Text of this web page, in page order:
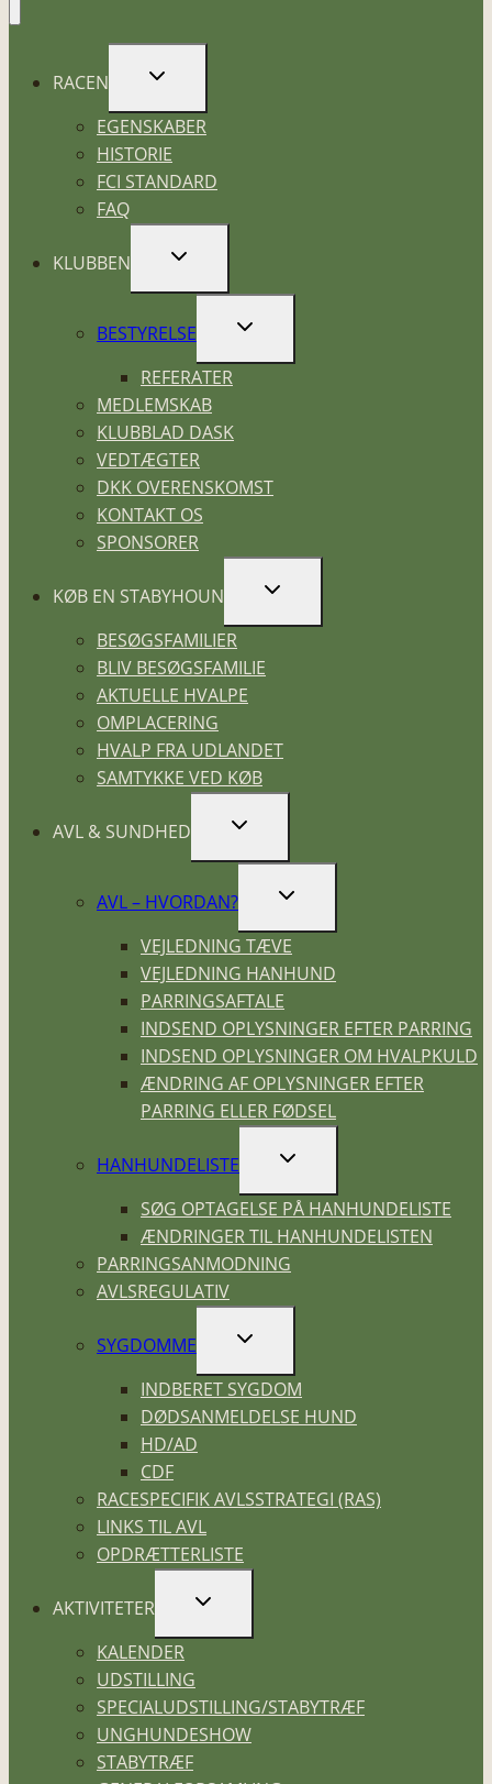
RACEN
SKIFT
EGENSKABER
HISTORIE
FCI STANDARD
FAQ
KLUBBEN
SKIFT
BESTYRELSE
SKIFT
REFERATER
MEDLEMSKAB
KLUBBLAD DASK
VEDTÆGTER
DKK OVERENSKOMST
KONTAKT OS
SPONSORER
KØB EN STABYHOUN
SKIFT
BESØGSFAMILIER
BLIV BESØGSFAMILIE
AKTUELLE HVALPE
OMPLACERING
HVALP FRA UDLANDET
SAMTYKKE VED KØB
AVL & SUNDHED
SKIFT
AVL – HVORDAN?
SKIFT
VEJLEDNING TÆVE
VEJLEDNING HANHUND
PARRINGSAFTALE
INDSEND OPLYSNINGER EFTER PARRING
INDSEND OPLYSNINGER OM HVALPKULD
ÆNDRING AF OPLYSNINGER EFTER
PARRING ELLER FØDSEL
HANHUNDELISTE
SKIFT
SØG OPTAGELSE PÅ HANHUNDELISTE
ÆNDRINGER TIL HANHUNDELISTEN
PARRINGSANMODNING
AVLSREGULATIV
SYGDOMME
SKIFT
INDBERET SYGDOM
DØDSANMELDELSE HUND
HD/AD
CDF
RACESPECIFIK AVLSSTRATEGI (RAS)
LINKS TIL AVL
OPDRÆTTERLISTE
AKTIVITETER
SKIFT
KALENDER
UDSTILLING
SPECIALUDSTILLING/STABYTRÆF
UNGHUNDESHOW
STABYTRÆF